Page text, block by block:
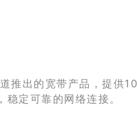
推出的宽带产品，提供
定可靠的网络连接。